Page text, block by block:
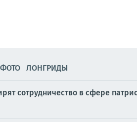
ФОТО ЛОНГРИДЫ
сотрудничество в сфере